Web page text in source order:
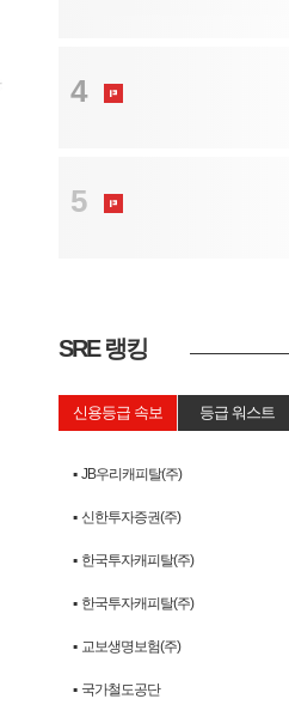
4
5
SRE 랭킹
신용등급 속보 등급 워스트
▪ JB우리캐피탈(주)
▪ 신한투자증권(주)
▪ 한국투자캐피탈(주)
▪ 한국투자캐피탈(주)
▪ 교보생명보험(주)
▪ 국가철도공단